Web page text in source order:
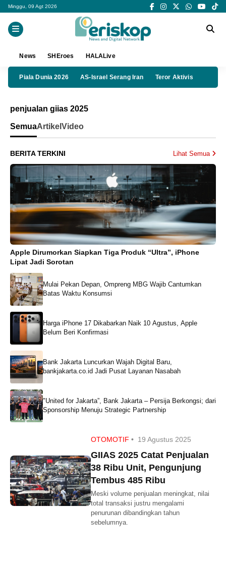
Minggu, 09 Agt 2026
News SHEroes HALALive
Piala Dunia 2026 AS-Israel Serang Iran Teror Aktivis
penjualan giias 2025
SemuaArtikel Video
BERITA TERKINI Lihat Semua
Apple Dirumorkan Siapkan Tiga Produk “Ultra”, iPhone
Lipat Jadi Sorotan
Mulai Pekan Depan, Ompreng MBG Wajib Cantumkan
Batas Waktu Konsumsi
Harga iPhone 17 Dikabarkan Naik 10 Agustus, Apple
Belum Beri Konfirmasi
Bank Jakarta Luncurkan Wajah Digital Baru,
bankjakarta.co.id Jadi Pusat Layanan Nasabah
"United for Jakarta”, Bank Jakarta – Persija Berkongsi; dari
Sponsorship Menuju Strategic Partnership
OTOMOTIF • 19 Agustus 2025
GIIAS 2025 Catat Penjualan
38 Ribu Unit, Pengunjung
Tembus 485 Ribu
Meski volume penjualan meningkat, nilai
total transaksi justru mengalami
penurunan dibandingkan tahun
sebelumnya.